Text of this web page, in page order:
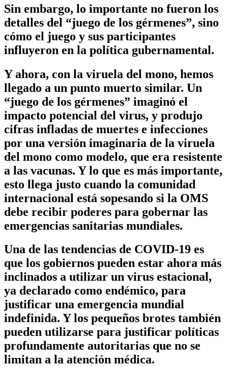
Sin embargo, lo importante no fueron los
detalles del “juego de los gérmenes”, sino
cómo el juego y sus participantes
influyeron en la política gubernamental.
Y ahora, con la viruela del mono, hemos
llegado a un punto muerto similar. Un
“juego de los gérmenes” imaginó el
impacto potencial del virus, y produjo
cifras infladas de muertes e infecciones
por una versión imaginaria de la viruela
del mono como modelo, que era resistente
a las vacunas. Y lo que es más importante,
esto llega justo cuando la comunidad
internacional está sopesando si la OMS
debe recibir poderes para gobernar las
emergencias sanitarias mundiales.
Una de las tendencias de COVID-19 es
que los gobiernos pueden estar ahora más
inclinados a utilizar un virus estacional,
ya declarado como endémico, para
justificar una emergencia mundial
indefinida. Y los pequeños brotes también
pueden utilizarse para justificar políticas
profundamente autoritarias que no se
limitan a la atención médica.